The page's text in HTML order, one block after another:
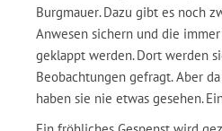
Burgmauer. Dazu gibt es noch
Anwesen sichern und die
geklappt werden. Dort werden
Beobachtungen gefragt. Aber
haben sie nie etwas gesehen.